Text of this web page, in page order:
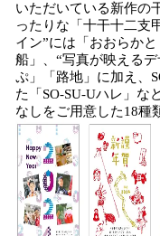
いただいている新作の
ったりな「十干十二支
イン”には「おおらか
船」、“写真が映える
ぷ」「路地」に加え、
た「SO-SU-Uハレ」な
なしをご用意した18種